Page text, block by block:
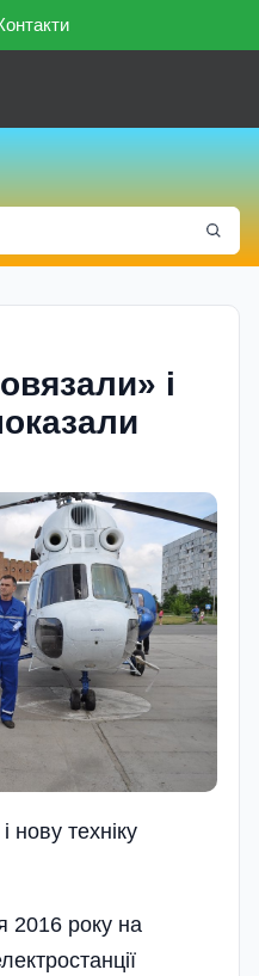
і
нову техніку
2016 року на